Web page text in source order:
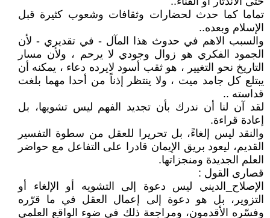
تماما كما حدث لحضارات وثقافات وشعوب كثيرة قبل
الإسلام وبعده..
والسبب الاهم في حدوث هذا المآل - في تقديري - لأن
الجمود الفكري هو زوال وجودي لا يرحم ، ولأن مسار
التاريخ نحو التغيير ، هو ثقب أسود لايرده دعاء ، يمكنه أن
يبتلع كل جامد ميت ، ولا ينتظر إذناً من أحدا مهما بلغت
قداسته ..
لقد آن لنا أن ندرك بأن تجديد الفهم ليس تشويها، بل
إعادة قراءة.
والنقد ليس إلغاءً، بل تحريرا للعقل من سطوة التفسير
القديم، ليعود بريق الإيمان قادرا على التفاعل مع حواضر
العلم الجديدة ومنجزاتها.
قصارى القول :
الإصلاح_الديني ليس دعوة إلى التشويه أو الإلغاء أو
التزوير، بل هو دعوة إلى إعمال العقل في ما قرّره
وفسّره الأقدمون، ومراجعة ذلك في ضوء الواقع العلمي